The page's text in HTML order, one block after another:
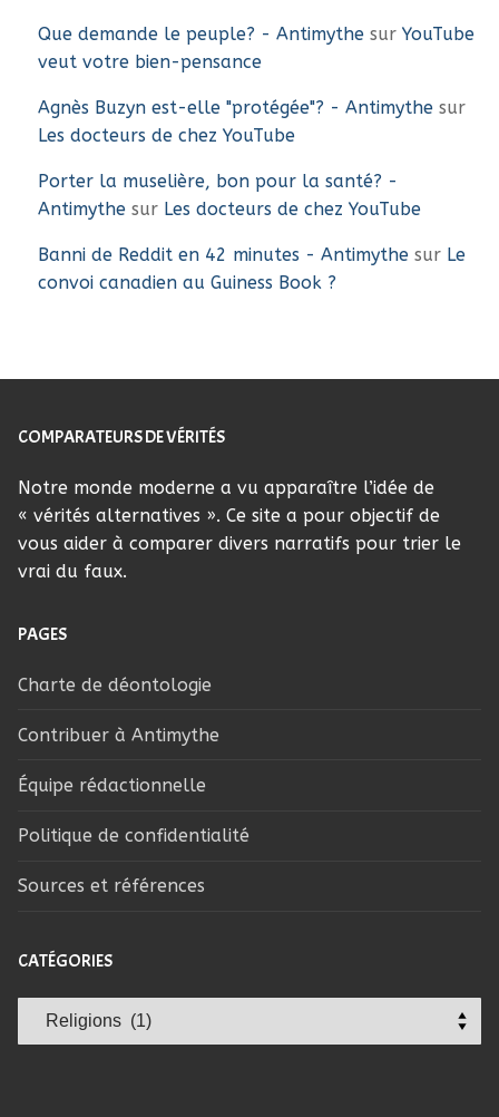
Que demande le peuple? - Antimythe sur YouTube
veut votre bien-pensance
Agnès Buzyn est-elle "protégée"? - Antimythe sur
Les docteurs de chez YouTube
Porter la muselière, bon pour la santé? -
Antimythe sur Les docteurs de chez YouTube
Banni de Reddit en 42 minutes - Antimythe sur Le
convoi canadien au Guiness Book ?
COMPARATEURS DE VÉRITÉS
Notre monde moderne a vu apparaître l’idée de
« vérités alternatives ». Ce site a pour objectif de
vous aider à comparer divers narratifs pour trier le
vrai du faux.
PAGES
Charte de déontologie
Contribuer à Antimythe
Équipe rédactionnelle
Politique de confidentialité
Sources et références
CATÉGORIES
Catégories